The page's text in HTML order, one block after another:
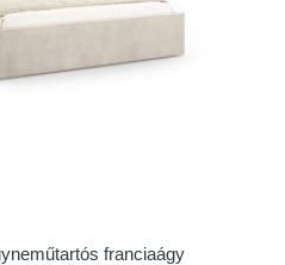
franciaágy